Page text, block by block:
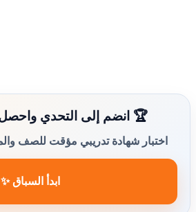
🏆 انضم إلى التحدي واحصل
اختبار شهادة تدريبي مؤقت للصف
ابدأ السباق ✨